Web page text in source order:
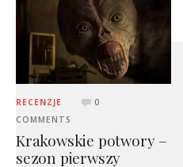
RECENZJE
0
COMMENTS
Krakowskie potwory –
sezon pierwszy